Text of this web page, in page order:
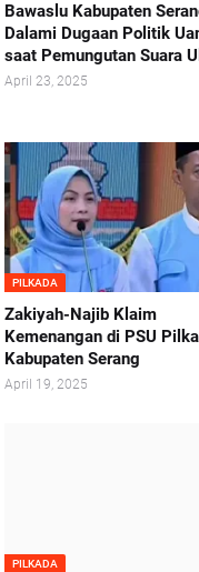
Bawaslu Kabupaten
Dalami Dugaan Politik
saat Pemungutan Suara
April 23, 2025
PILKADA
Zakiyah-Najib Klaim
Kemenangan di PSU
Kabupaten Serang
April 19, 2025
PILKADA